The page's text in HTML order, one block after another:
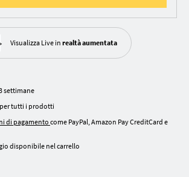
Visualizza Live in realtà aumentata
settimane
per tutti i prodotti
di pagamento come PayPal, Amazon Pay CreditCard e
disponibile nel carrello